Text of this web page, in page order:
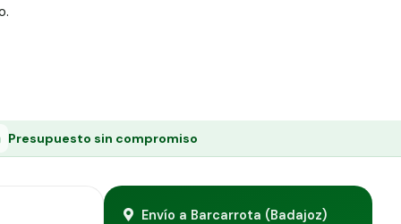
Presupuesto sin compromiso
Envío a Barcarrota (Badajoz)